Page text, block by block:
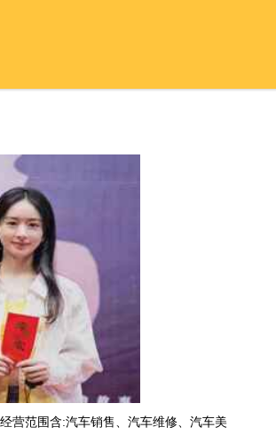
营范围含:汽车销售、汽车维修、汽车美